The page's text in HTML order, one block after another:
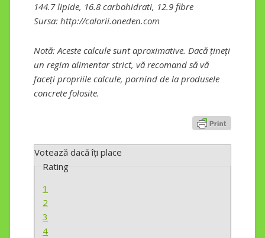
144.7 lipide, 16.8 carbohidrati, 12.9 fibre
Sursa: http://calorii.oneden.com
Notă: Aceste calcule sunt aproximative. Dacă țineți
un regim alimentar strict, vă recomand să vă
faceți propriile calcule, pornind de la produsele
concrete folosite.
Votează dacă îți place
Rating
1
2
3
4